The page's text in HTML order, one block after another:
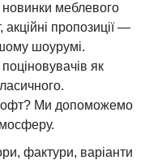
новинки меблевого
пропозиції —
шоурумі.
як
Ми допоможемо
фактури, варіанти